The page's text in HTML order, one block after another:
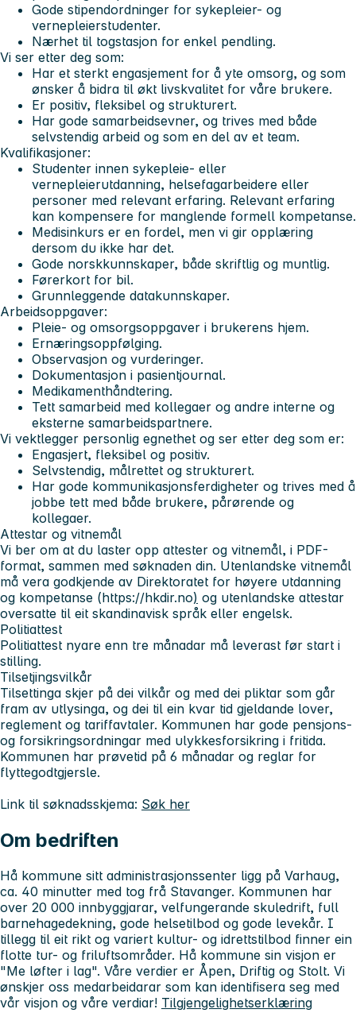
Gode stipendordninger for sykepleier- og
vernepleierstudenter.
Nærhet til togstasjon for enkel pendling.
Vi ser etter deg som:
Har et sterkt engasjement for å yte omsorg, og som
ønsker å bidra til økt livskvalitet for våre brukere.
Er positiv, fleksibel og strukturert.
Har gode samarbeidsevner, og trives med både
selvstendig arbeid og som en del av et team.
Kvalifikasjoner:
Studenter innen sykepleie- eller
vernepleierutdanning, helsefagarbeidere eller
personer med relevant erfaring. Relevant erfaring
kan kompensere for manglende formell kompetanse.
Medisinkurs er en fordel, men vi gir opplæring
dersom du ikke har det.
Gode norskkunnskaper, både skriftlig og muntlig.
Førerkort for bil.
Grunnleggende datakunnskaper.
Arbeidsoppgaver:
Pleie- og omsorgsoppgaver i brukerens hjem.
Ernæringsoppfølging.
Observasjon og vurderinger.
Dokumentasjon i pasientjournal.
Medikamenthåndtering.
Tett samarbeid med kollegaer og andre interne og
eksterne samarbeidspartnere.
Vi vektlegger personlig egnethet og ser etter deg som er:
Engasjert, fleksibel og positiv.
Selvstendig, målrettet og strukturert.
Har gode kommunikasjonsferdigheter og trives med å
jobbe tett med både brukere, pårørende og
kollegaer.
Attestar og vitnemål
Vi ber om at du laster opp attester og vitnemål, i PDF-
format, sammen med søknaden din. Utenlandske vitnemål
må vera godkjende av Direktoratet for høyere utdanning
og kompetanse (https://hkdir.no) og utenlandske attestar
oversatte til eit skandinavisk språk eller engelsk.
Politiattest
Politiattest nyare enn tre månadar må leverast før start i
stilling.
Tilsetjingsvilkår
Tilsettinga skjer på dei vilkår og med dei pliktar som går
fram av utlysinga, og dei til ein kvar tid gjeldande lover,
reglement og tariffavtaler. Kommunen har gode pensjons-
og forsikringsordningar med ulykkesforsikring i fritida.
Kommunen har prøvetid på 6 månadar og reglar for
flyttegodtgjersle.
Link til søknadsskjema: Søk her
Om bedriften
Hå kommune sitt administrasjonssenter ligg på Varhaug,
ca. 40 minutter med tog frå Stavanger. Kommunen har
over 20 000 innbyggjarar, velfungerande skuledrift, full
barnehagedekning, gode helsetilbod og gode levekår. I
tillegg til eit rikt og variert kultur- og idrettstilbod finner ein
flotte tur- og friluftsområder. Hå kommune sin visjon er
"Me løfter i lag". Våre verdier er Åpen, Driftig og Stolt. Vi
ønskjer oss medarbeidarar som kan identifisera seg med
vår visjon og våre verdiar! Tilgjengelighetserklæring